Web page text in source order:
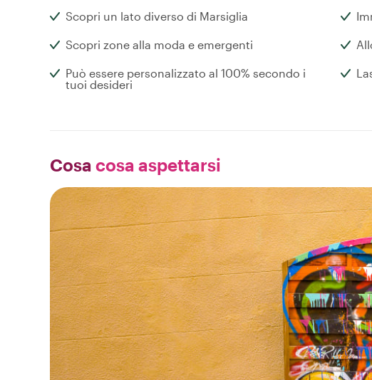
Scopri un lato diverso di Marsiglia
Scopri zone alla moda e emergenti
Può essere personalizzato al 100% secondo i
tuoi desideri
Cosa cosa aspettarsi